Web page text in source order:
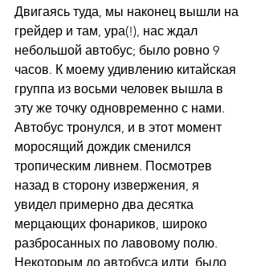
Двигаясь туда, мы наконец вышли на
грейдер и там, ура(!), нас ждал
небольшой автобус; было ровно 9
часов. К моему удивлению китайская
группа из восьми человек вышла в
эту же точку одновременно с нами.
Автобус тронулся, и в этот момент
моросящий дождик сменился
тропическим ливнем. Посмотрев
назад в сторону извержения, я
увидел примерно два десятка
мерцающих фонариков, широко
разбросанных по лавовому полю.
Некоторым до автобуса идти  было